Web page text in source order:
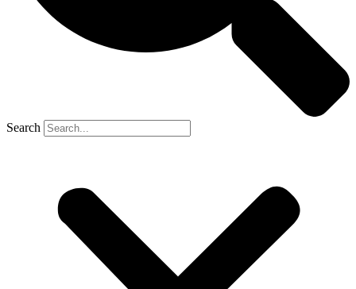
Search